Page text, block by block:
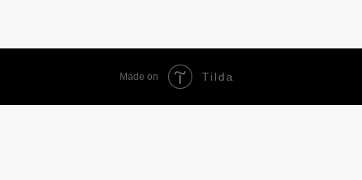
Made on Tilda